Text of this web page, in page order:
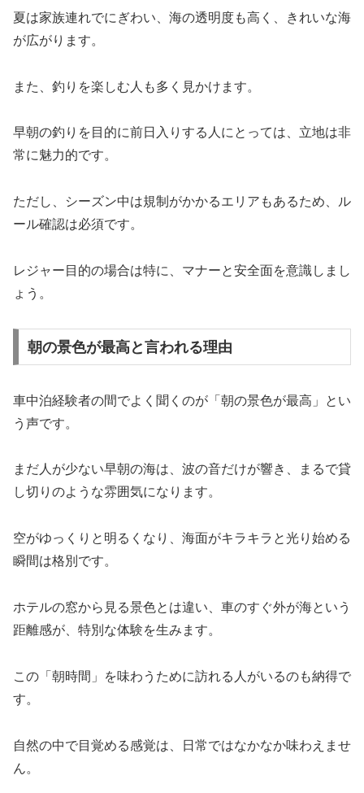
夏は家族連れでにぎわい、海の透明度も高く、きれいな海
が広がります。
また、釣りを楽しむ人も多く見かけます。
早朝の釣りを目的に前日入りする人にとっては、立地は非
常に魅力的です。
ただし、シーズン中は規制がかかるエリアもあるため、ル
ール確認は必須です。
レジャー目的の場合は特に、マナーと安全面を意識しまし
ょう。
朝の景色が最高と言われる理由
車中泊経験者の間でよく聞くのが「朝の景色が最高」とい
う声です。
まだ人が少ない早朝の海は、波の音だけが響き、まるで貸
し切りのような雰囲気になります。
空がゆっくりと明るくなり、海面がキラキラと光り始める
瞬間は格別です。
ホテルの窓から見る景色とは違い、車のすぐ外が海という
距離感が、特別な体験を生みます。
この「朝時間」を味わうために訪れる人がいるのも納得で
す。
自然の中で目覚める感覚は、日常ではなかなか味わえませ
ん。